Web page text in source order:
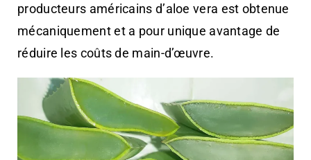
producteurs américains d’aloe vera est obtenue
mécaniquement et a pour unique avantage de
réduire les coûts de main-d’œuvre.